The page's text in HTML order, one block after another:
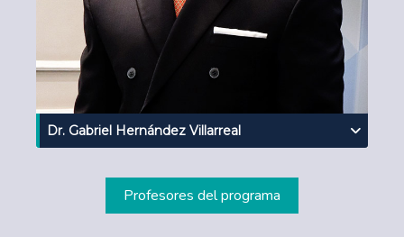
Dr. Gabriel Hernández Villarreal
Profesores del programa